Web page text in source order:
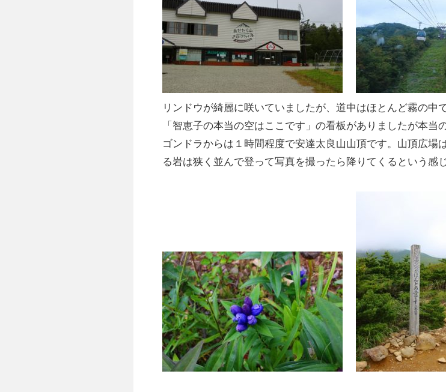
リンドウが綺麗に咲いていましたが、道中はほとんど霧の中で
「智恵子の本当の空はここです」の看板がありましたが本当
ゴンドラからは１時間程度で安達太良山山頂です。山頂広場
る岩は狭く並んで登って写真を撮ったら降りてくるという感